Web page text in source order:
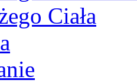
Ciała